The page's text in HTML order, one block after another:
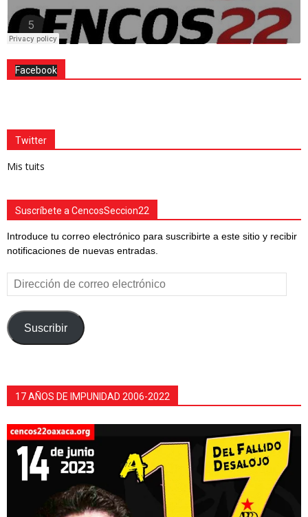
Facebook
Twitter
Mis tuits
Suscríbete a CencosSeccion22
Introduce tu correo electrónico para suscribirte a este sitio y recibir
notificaciones de nuevas entradas.
Dirección
de
correo
electrónico
Suscribir
17 AÑOS DE IMPUNIDAD 2006-2022